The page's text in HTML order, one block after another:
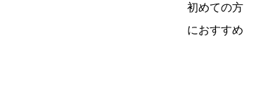
初めての方
におすすめ